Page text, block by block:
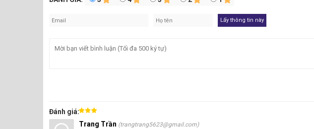
Để trở thành sản phẩm được ưa chuộng trên thị trường, nên Hanbon giấy dầu
Thi công nguội, tự dính và đơn giản
Đánh giá:
Trang Trần (trangtrang5623@gmail.com)